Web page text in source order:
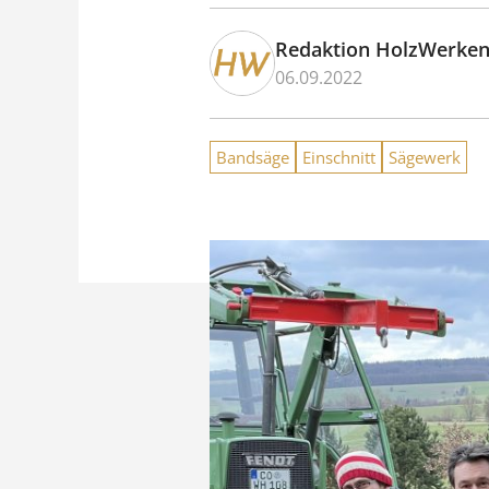
Redaktion HolzWerken
06.09.2022
Bandsäge Einschnitt Sägewerk